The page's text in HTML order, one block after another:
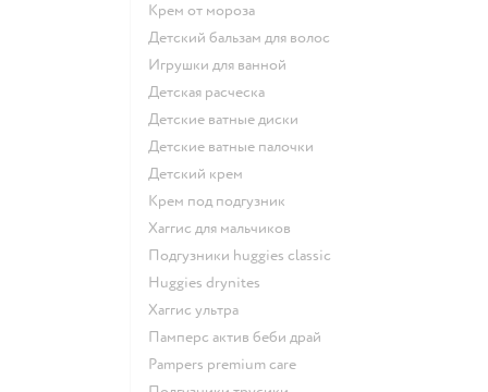
крем от мороза
детский бальзам для волос
игрушки для ванной
детская расческа
детские ватные диски
детские ватные палочки
детский крем
крем под подгузник
хаггис для мальчиков
подгузники huggies classic
huggies drynites
хаггис ультра
памперс актив беби драй
pampers premium care